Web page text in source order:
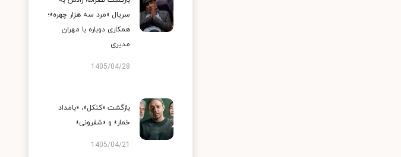
سریال «مرد سه هزار چهره»؛
همکاری دوباره با مهران
مدیری
1405/04/28
بازگشت «کنکل»، «بامداد
خمار» و «شفرونی»
1405/04/21